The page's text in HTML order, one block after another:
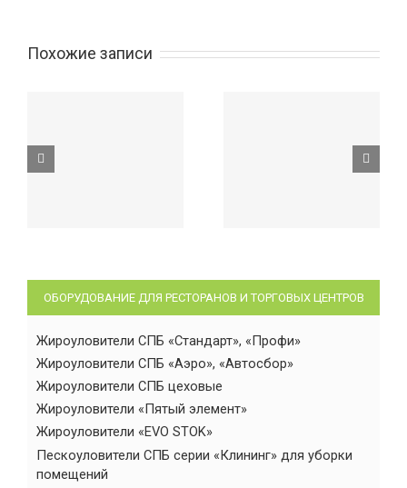
Похожие записи
ОБОРУДОВАНИЕ ДЛЯ РЕСТОРАНОВ И ТОРГОВЫХ ЦЕНТРОВ
Жироуловители СПБ «Стандарт», «Профи»
Жироуловители СПБ «Аэро», «Автосбор»
Жироуловители СПБ цеховые
Жироуловители «Пятый элемент»
Жироуловители «EVO STOK»
Пескоуловители СПБ серии «Клининг» для уборки
помещений